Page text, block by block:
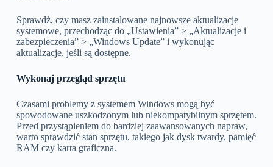
Sprawdź, czy masz zainstalowane najnowsze aktualizacje
systemowe, przechodząc do „Ustawienia” > „Aktualizacje i
zabezpieczenia” > „Windows Update” i wykonując
aktualizacje, jeśli są dostępne.
Wykonaj przegląd sprzętu
Czasami problemy z systemem Windows mogą być
spowodowane uszkodzonym lub niekompatybilnym sprzętem.
Przed przystąpieniem do bardziej zaawansowanych napraw,
warto sprawdzić stan sprzętu, takiego jak dysk twardy, pamięć
RAM czy karta graficzna.